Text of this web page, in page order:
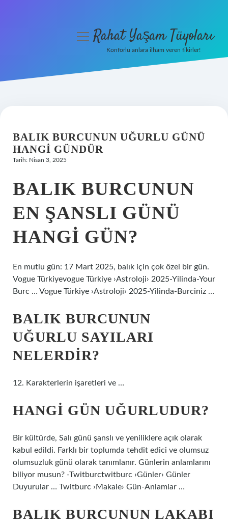
Hakkımızda
menüyüRahat Yaşam Tüyoları
Konforlu anlara ilham veren fikirler!
BALIK BURCUNUN UĞURLU GÜNÜ
HANGI GÜNDÜR
Tarih: Nisan 3, 2025
BALIK BURCUNUN
EN ŞANSLI GÜNÜ
HANGI GÜN?
En mutlu gün: 17 Mart 2025, balık için çok özel bir gün.
Vogue Türkiyevogue Türkiye ›Astroloji› 2025-Yilinda-Your
Burc … Vogue Türkiye ›Astroloji› 2025-Yilinda-Burciniz …
BALIK BURCUNUN
UĞURLU SAYILARI
NELERDIR?
12. Karakterlerin işaretleri ve …
HANGI GÜN UĞURLUDUR?
Bir kültürde, Salı günü şanslı ve yeniliklere açık olarak
kabul edildi. Farklı bir toplumda tehdit edici ve olumsuz
olumsuzluk günü olarak tanımlanır. Günlerin anlamlarını
biliyor musun? -Twitburctwitburc ›Günler› Günler
Duyurular … Twitburc ›Makale› Gün-Anlamlar …
BALIK BURCUNUN LAKABI